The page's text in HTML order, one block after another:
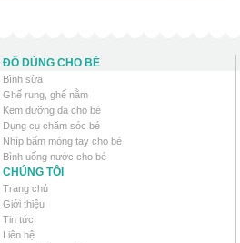
ĐỒ DÙNG CHO BÉ
Bình sữa
Ghế rung, ghế nằm
Kem dưỡng da cho bé
Dụng cụ chăm sóc bé
Nhíp bấm móng tay cho bé
Bình uống nước cho bé
CHÚNG TÔI
Trang chủ
Giới thiệu
Tin tức
Liên hệ